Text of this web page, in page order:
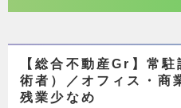
【総合不動産Gr】常
術者）／オフィス・商
残業少なめ